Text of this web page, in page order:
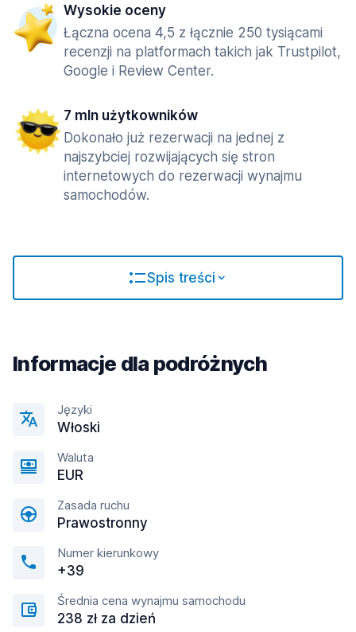
Wysokie oceny
Łączna ocena 4,5 z łącznie 250 tysiącami
recenzji na platformach takich jak Trustpilot,
Google i Review Center.
7 mln użytkowników
Dokonało już rezerwacji na jednej z
najszybciej rozwijających się stron
internetowych do rezerwacji wynajmu
samochodów.
Spis treści
Informacje dla podróżnych
Języki
Włoski
Waluta
EUR
Zasada ruchu
Prawostronny
Numer kierunkowy
+39
Średnia cena wynajmu samochodu
238 zł za dzień